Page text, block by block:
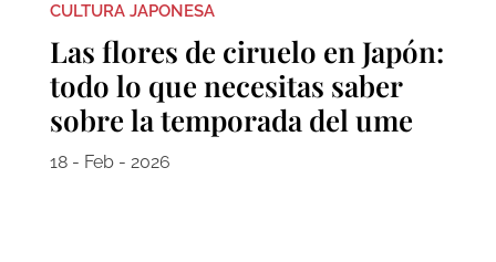
CULTURA JAPONESA
Las flores de ciruelo en Japón:
todo lo que necesitas saber
sobre la temporada del ume
18 - Feb - 2026